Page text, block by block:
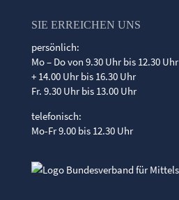
SIE ERREICHEN UNS
persönlich:
Mo – Do von 9.30 Uhr bis 12.30 Uhr
+ 14.00 Uhr bis 16.30 Uhr
Fr. 9.30 Uhr bis 13.00 Uhr
telefonisch:
Mo-Fr 9.00 bis 12.30 Uhr